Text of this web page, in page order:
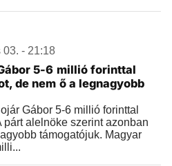
03. - 21:18
5-6 millió forinttal
de nem ő a legnagyobb
Gábor 5-6 millió forinttal
párt alelnöke szerint azonban
támogatójuk. Magyar